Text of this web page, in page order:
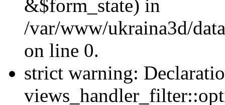
&$form_state) in
/var/www/ukraina3d/
on line 0.
strict warning: